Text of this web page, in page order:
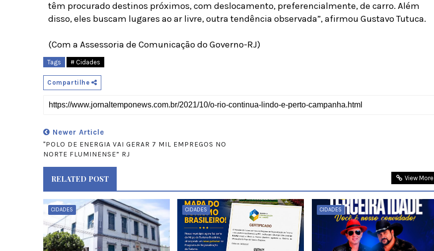
têm procurado destinos próximos, com deslocamento, preferencialmente, de carro. Além
disso, eles buscam lugares ao ar livre, outra tendência observada”, afirmou Gustavo Tutuca.
(Com a Assessoria de Comunicação do Governo-RJ)
Tags # Cidades
Compartilhe
Newer Article
"POLO DE ENERGIA VAI GERAR 7 MIL EMPREGOS NO
NORTE FLUMINENSE” RJ
RELATED POST View More
CIDADES CIDADES CIDADES